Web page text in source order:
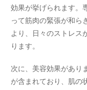
効果が挙げられます。
って筋肉の緊張が和ら
より、日々のストレス
ります。
次に、美容効果があり
が含まれており、肌の